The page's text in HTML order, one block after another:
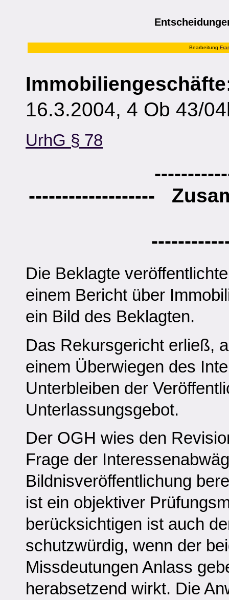
Bearbeitung
16.3.2004, 4 Ob 43/
UrhG § 78
-------------------
Die Beklagte
einem Bericht über
ein Bild des Beklagten.
Das Rekursgericht erließ,
einem Überwiegen des
Unterbleiben der
Unterlassungsgebot.
Der OGH wies den
Frage der
Bildnisveröffentlichung
ist ein objektiver
berücksichtigen ist auch
schutzwürdig, wenn der
Missdeutungen Anlass
herabsetzend wirkt. Die